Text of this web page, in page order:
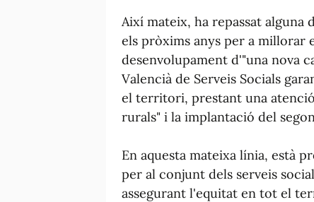
Així mateix, ha repassat alguna
els pròxims anys per a millorar
desenvolupament d'"una nova
Valencià de Serveis Socials
el territori, prestant una
rurals" i la implantació del
En aquesta mateixa línia, està
per al conjunt dels serveis
assegurant l'equitat en tot el